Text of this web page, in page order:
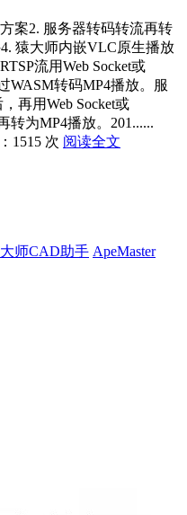
案2. 服务器转码转流再转
猿大师内嵌VLC原生播放
流用Web Socket或
WASM转码MP4播放。服
再用Web Socket或
转为MP4播放。201......
1515 次 阅读全文
师CAD助手 ApeMaster